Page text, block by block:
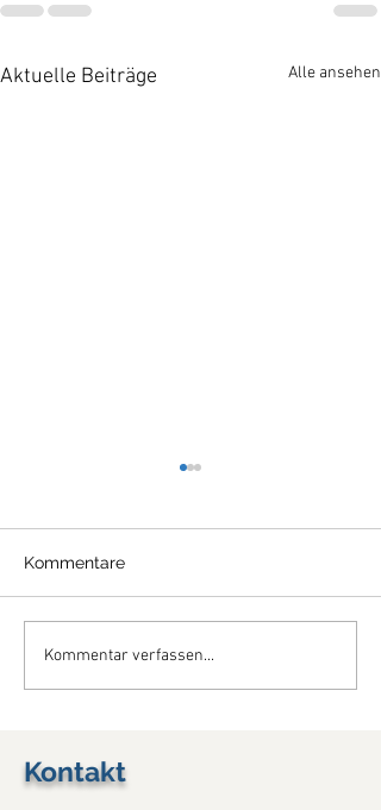
Aktuelle Beiträge Alle ansehen
So schön war Böhmen ....
(08. -12.07.26)
Kommentare
Kommentar verfassen...
Kontakt